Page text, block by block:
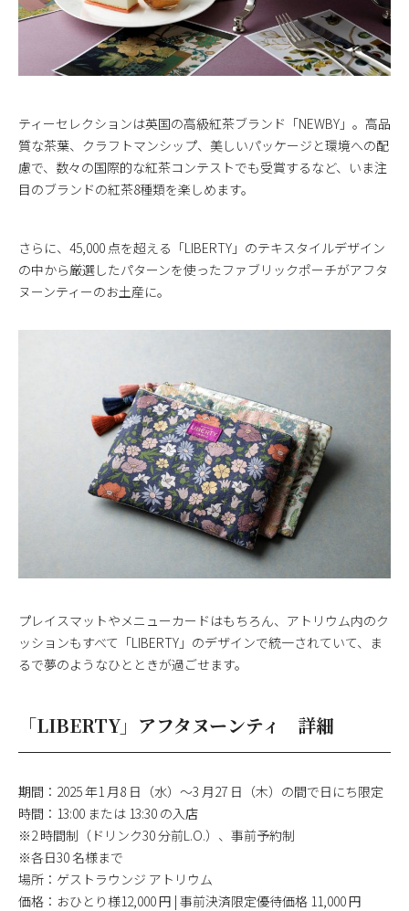
ティーセレクションは英国の高級紅茶ブランド「NEWBY」。高品
質な茶葉、クラフトマンシップ、美しいパッケージと環境への配
慮で、数々の国際的な紅茶コンテストでも受賞するなど、いま注
目のブランドの紅茶8種類を楽しめます。
さらに、45,000 点を超える「LIBERTY」のテキスタイルデザイン
の中から厳選したパターンを使ったファブリックポーチがアフタ
ヌーンティーのお土産に。
プレイスマットやメニューカードはもちろん、アトリウム内のク
ッションもすべて「LIBERTY」のデザインで統一されていて、ま
るで夢のようなひとときが過ごせます。
「LIBERTY」アフタヌーンティ 詳細
期間：2025 年1 月8 日（水）～3 月27 日（木）の間で日にち限定
時間：13:00 または 13:30 の入店
※2 時間制（ドリンク30 分前L.O.）、事前予約制
※各日30 名様まで
場所：ゲストラウンジ アトリウム
価格：おひとり様12,000 円 | 事前決済限定優待価格 11,000 円